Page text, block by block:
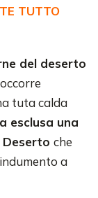
TUTTO
del deserto
tuta calda
esclusa una
che
a